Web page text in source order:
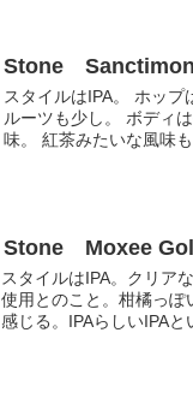
Stone
スタイルはIPA。 ホッ
ルーツも少し。 ボディ
味。 紅茶みたいな風味
Stone Moxee
スタイルはIPA。クリア
使用とのこと。柑橘っぽ
感じる。IPAらしいIPA